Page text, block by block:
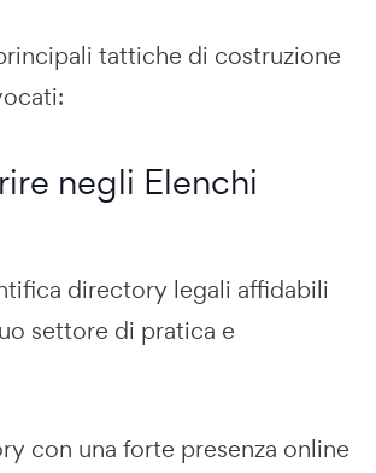
tattiche di costruzione
negli Elenchi
directory legali affidabili
settore di pratica e
con una forte presenza online